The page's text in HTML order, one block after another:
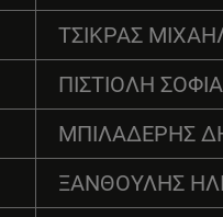
ΤΣΙΚΡΑΣ
ΠΙΣΤΙΟΛΗ
ΜΠΙΛΑΔΕΡΗΣ
ΞΑΝΘΟΥΛΗΣ